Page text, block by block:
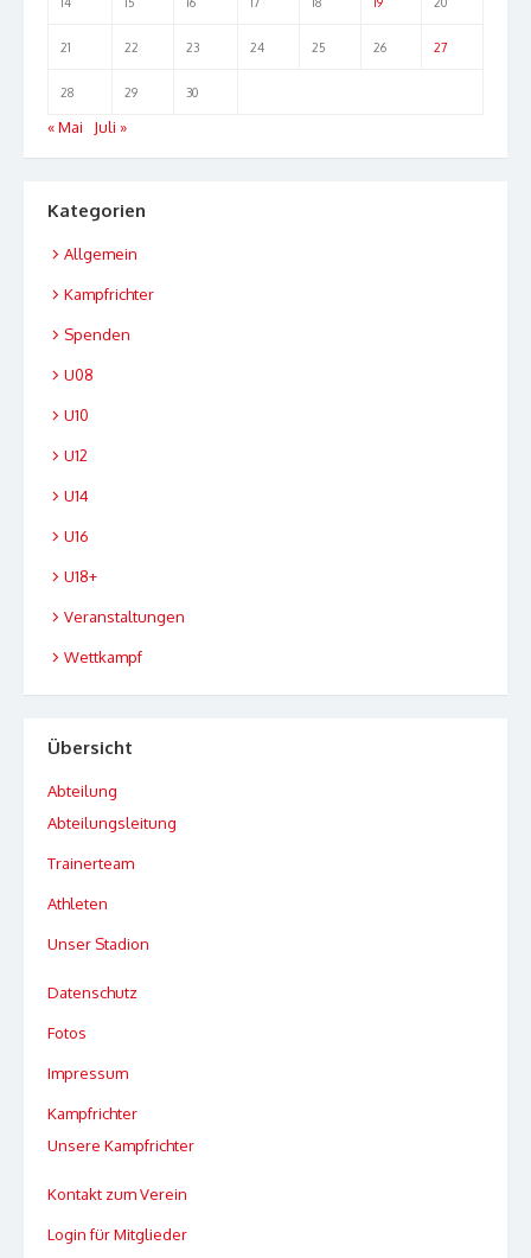
21 22 23 24 25 26 27
28 29 30
« Mai Juli »
Kategorien
Allgemein
Kampfrichter
Spenden
U08
U10
U12
U14
U16
U18+
Veranstaltungen
Wettkampf
Übersicht
Abteilung
Abteilungsleitung
Trainerteam
Athleten
Unser Stadion
Datenschutz
Fotos
Impressum
Kampfrichter
Unsere Kampfrichter
Kontakt zum Verein
Login für Mitglieder